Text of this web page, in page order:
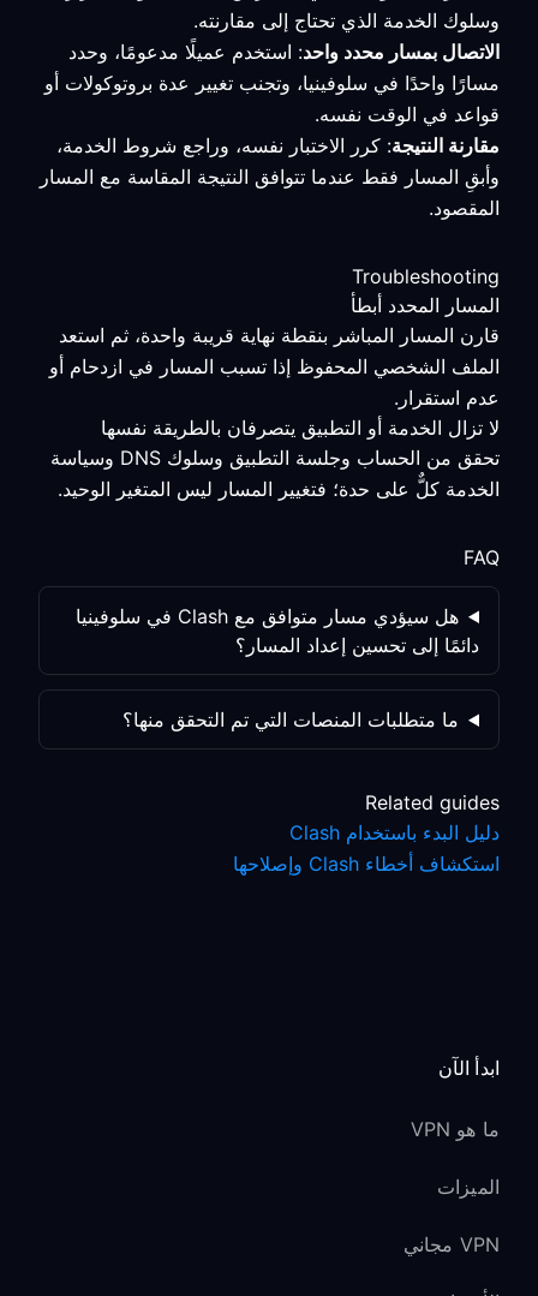
وسلوك الخدمة الذي تحتاج إلى مقارنته.
الاتصال بمسار محدد واحد: استخدم عميلًا مدعومًا، وحدد
مسارًا واحدًا في سلوفينيا، وتجنب تغيير عدة بروتوكولات أو
قواعد في الوقت نفسه.
مقارنة النتيجة: كرر الاختبار نفسه، وراجع شروط الخدمة،
وأبقِ المسار فقط عندما تتوافق النتيجة المقاسة مع المسار
المقصود.
Troubleshooting
المسار المحدد أبطأ
قارن المسار المباشر بنقطة نهاية قريبة واحدة، ثم استعد
الملف الشخصي المحفوظ إذا تسبب المسار في ازدحام أو
عدم استقرار.
لا تزال الخدمة أو التطبيق يتصرفان بالطريقة نفسها
تحقق من الحساب وجلسة التطبيق وسلوك DNS وسياسة
الخدمة كلٌّ على حدة؛ فتغيير المسار ليس المتغير الوحيد.
FAQ
هل سيؤدي مسار متوافق مع Clash في سلوفينيا
دائمًا إلى تحسين إعداد المسار؟
ما متطلبات المنصات التي تم التحقق منها؟
Related guides
دليل البدء باستخدام Clash
استكشاف أخطاء Clash وإصلاحها
ابدأ الآن
ما هو VPN
الميزات
VPN مجاني